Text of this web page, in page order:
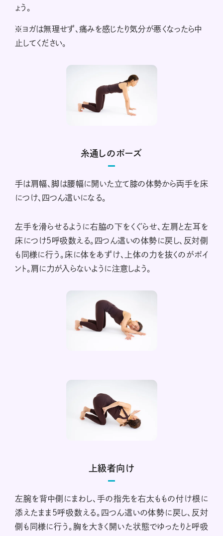
ょう。
※ヨガは無理せず、痛みを感じたり気分が悪くなったら中
止してください。
糸通しのポーズ
手は肩幅、脚は腰幅に開いた立て膝の体勢から両手を床
につけ、四つん這いになる。
左手を滑らせるように右脇の下をくぐらせ、左肩と左耳を
床につけ5呼吸数える。四つん這いの体勢に戻し、反対側
も同様に行う。床に体をあずけ、上体の力を抜くのがポイ
ント。肩に力が入らないように注意しよう。
上級者向け
左腕を背中側にまわし、手の指先を右太ももの付け根に
添えたまま5呼吸数える。四つん這いの体勢に戻し、反対
側も同様に行う。胸を大きく開いた状態でゆったりと呼吸